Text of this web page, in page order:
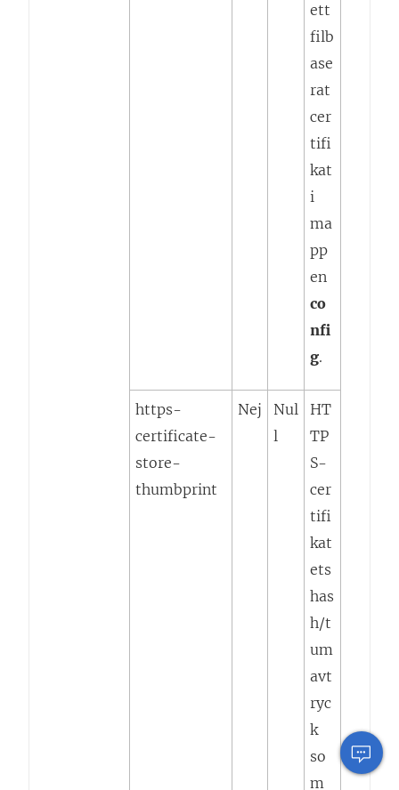
ett
filb
ase
rat
cer
tifi
kat
i
ma
pp
en
co
nfi
g.
https-
certificate-
store-
thumbprint
Nej
Nul
l
HT
TP
S-
cer
tifi
kat
ets
has
h/t
um
avt
ryc
k
so
m